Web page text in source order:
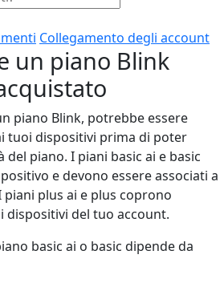
Collegamento degli account
un piano Blink
piano Blink, potrebbe essere
tuoi dispositivi prima di poter
piano. I piani basic ai e basic
e devono essere associati a
plus ai e plus coprono
del tuo account.
basic ai o basic dipende da